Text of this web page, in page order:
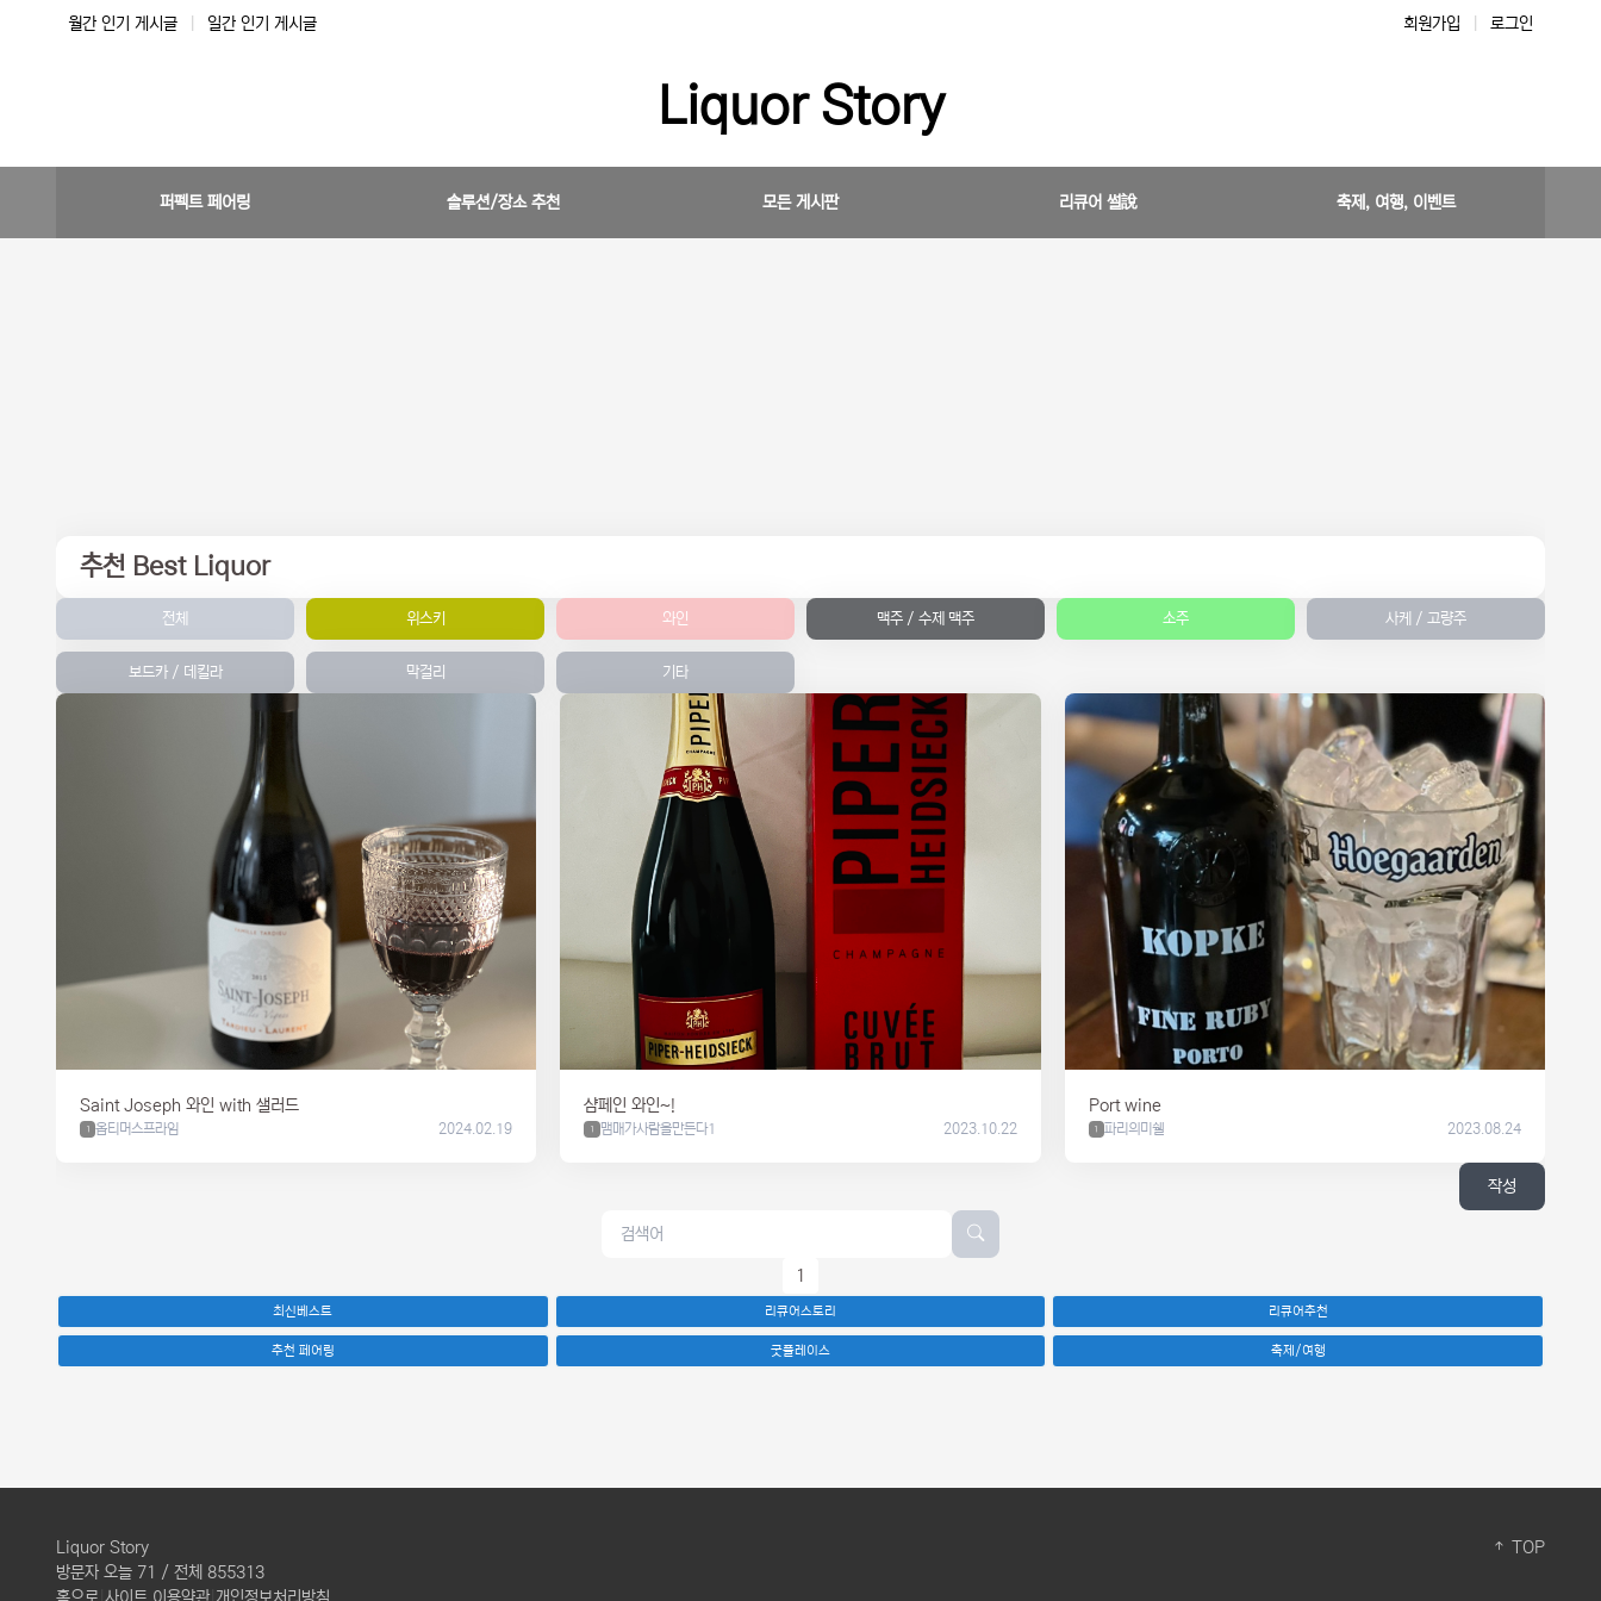
월간 인기 게시글 일간 인기 게시글 회원가입 로그인
Liquor Story
퍼펙트 페어링 솔루션/장소 추천 모든 게시판 리큐어 썰說 축제, 여행, 이벤트
추천 Best Liquor
전체 위스키 와인 맥주 / 수제 맥주 소주 사케 / 고량주
보드카 / 데킬라 막걸리 기타
Saint Joseph 와인 with 샐러드
1 옵티머스프라임 2024.02.19
샴페인 와인~!
1 맴매가사람을만든다1 2023.10.22
Port wine
1 파리의미쉘 2023.08.24
작성
1
최신베스트 리큐어스토리 리큐어추천
추천 페어링 굿플레이스 축제/여행
Liquor Story
TOP
방문자 오늘 71 / 전체 855313